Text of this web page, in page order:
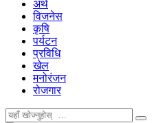
अर्थ
विजनेस
कृषि
पर्यटन
प्रविधि
खेल
मनोरंजन
रोजगार